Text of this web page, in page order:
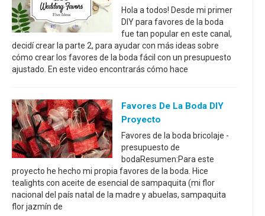
Hola a todos! Desde mi primer
DIY para favores de la boda
fue tan popular en este canal,
decidí crear la parte 2, para ayudar con más ideas sobre
cómo crear los favores de la boda fácil con un presupuesto
ajustado. En este video encontrarás cómo hace
Favores De La Boda DIY
Proyecto
Favores de la boda bricolaje -
presupuesto de
bodaResumen:Para este
proyecto he hecho mi propia favores de la boda. Hice
tealights con aceite de esencial de sampaquita (mi flor
nacional del país natal de la madre y abuelas, sampaquita
flor jazmín de